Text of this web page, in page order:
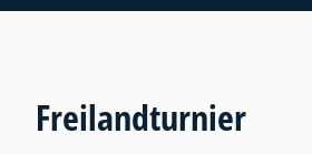
Freilandturnier